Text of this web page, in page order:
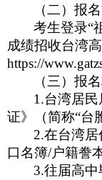
（二）报
考生登录“
成绩招收台湾
https://
（三）报
1.台湾居
证》（简称“台
2.在台湾居
口名簿/户籍誊
3.往届高中